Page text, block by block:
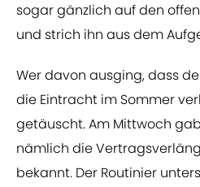
sogar gänzlich auf den
und strich ihn aus dem
Wer davon ausging, dass
die Eintracht im Sommer
getäuscht. Am Mittwoch
nämlich die
bekannt. Der Routinier